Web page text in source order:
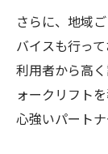
さらに、地域
バイスも行っ
利用者から高
ォークリフト
心強いパートナ